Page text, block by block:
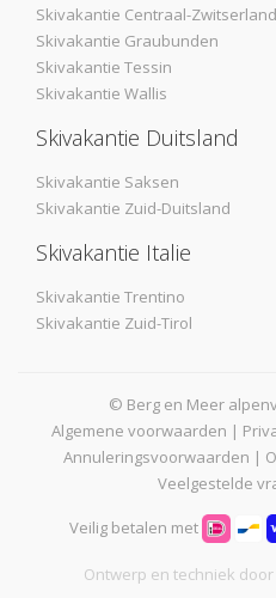
Skivakantie Centraal-Zwitserland
Skivakantie Graubunden
Skivakantie Tessin
Skivakantie Wallis
Skivakantie Duitsland
Skivakantie Saksen
Skivakantie Zuid-Duitsland
Skivakantie Italie
Skivakantie Trentino
Skivakantie Zuid-Tirol
© Berg en Meer
Algemene voorwaarden |
Annuleringsvoorwaarden |
Veelgestelde
Veilig betalen met
Ontwerp en techniek door